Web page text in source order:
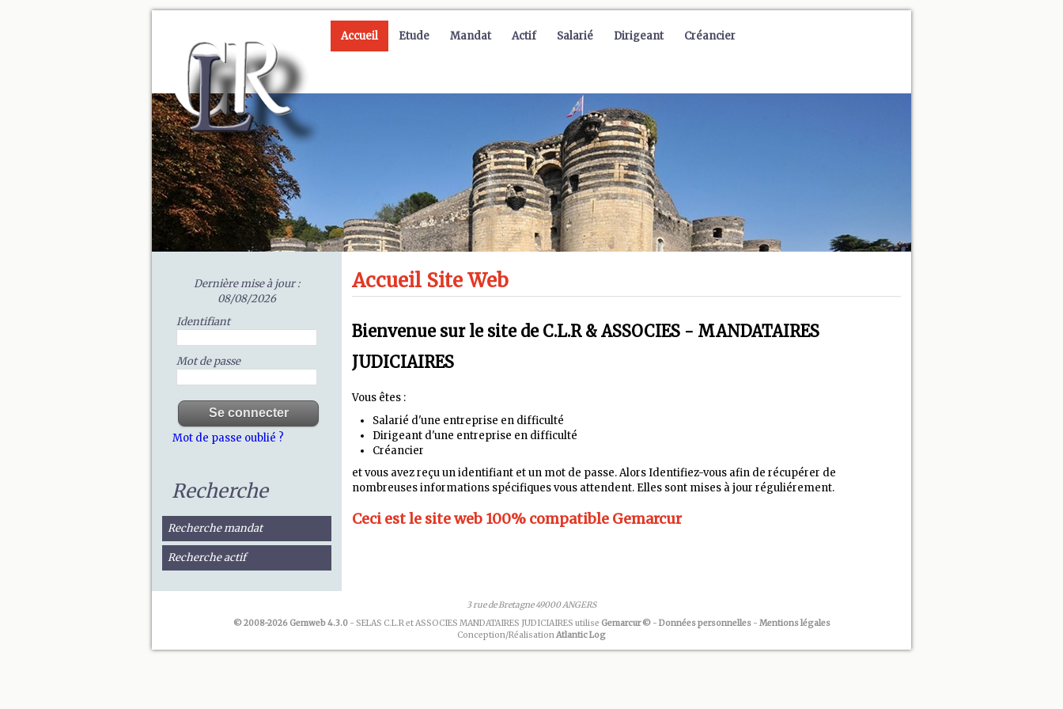
Accueil Etude Mandat Actif Salarié Dirigeant Créancier
Dernière mise à jour :
08/08/2026
Identifiant
Mot de passe
Mot de passe oublié ?
Recherche
Recherche mandat
Recherche actif
Accueil Site Web
Bienvenue sur le site de C.L.R & ASSOCIES - MANDATAIRES
JUDICIAIRES
Vous êtes :
Salarié d'une entreprise en difficulté
Dirigeant d'une entreprise en difficulté
Créancier
et vous avez reçu un identifiant et un mot de passe. Alors Identifiez-vous afin de récupérer de
nombreuses informations spécifiques vous attendent. Elles sont mises à jour réguliérement.
Ceci est le site web 100% compatible Gemarcur
3 rue de Bretagne 49000 ANGERS
© 2008-2026 Gemweb 4.3.0- SELAS C.L.R et ASSOCIES MANDATAIRES JUDICIAIRES utilise Gemarcur ©- Données personnelles- Mentions légales
Conception/RéalisationAtlantic Log